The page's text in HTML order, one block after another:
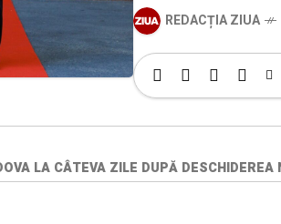
REDACȚIA ZIUA
LA CÂTEVA ZILE DUPĂ DESCHIDEREA